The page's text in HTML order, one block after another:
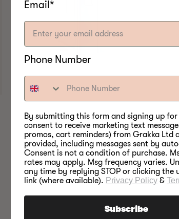
Professioneller
Räucherofen P10 mit 4
Normaler
Preis
€999,00
Email*
Phone Number
By submitting this form and signing up
consent to receive marketing text
promos, cart reminders) from Grakka Ltd
provided, including messages sent by
Consent is not a condition of purchase.
rates may apply. Msg frequency varies.
any time by replying STOP or clicking the
link (where available). Privacy Policy &
Subscribe